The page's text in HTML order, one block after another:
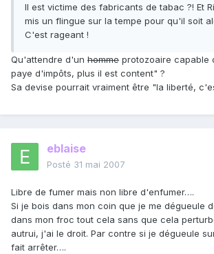
Il est victime des fabricants de tabac ?! Et
mis un flingue sur la tempe pour qu'il soit
C'est rageant !
Qu'attendre d'un homme protozoaire capable
paye d'impôts, plus il est content" ?
Sa devise pourrait vraiment être "la liberté,
eblaise
Posté 31 mai 2007
Libre de fumer mais non libre d'enfumer….
Si je bois dans mon coin que je me dégueule
dans mon froc tout cela sans que cela
autrui, j'ai le droit. Par contre si je dégueule
fait arrêter….